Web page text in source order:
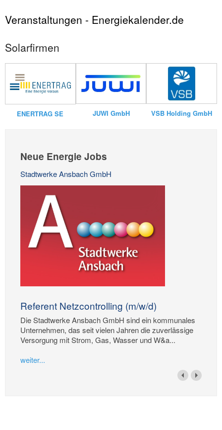
Veranstaltungen - Energiekalender.de
Solarfirmen
ENERTRAG SE JUWI GmbH VSB Holding GmbH
Neue Energie Jobs
Stadtwerke Ansbach GmbH
Referent Netzcontrolling (m/w/d)
Die Stadtwerke Ansbach GmbH sind ein kommunales
Unternehmen, das seit vielen Jahren die zuverlässige
Versorgung mit Strom, Gas, Wasser und W&a...
weiter...